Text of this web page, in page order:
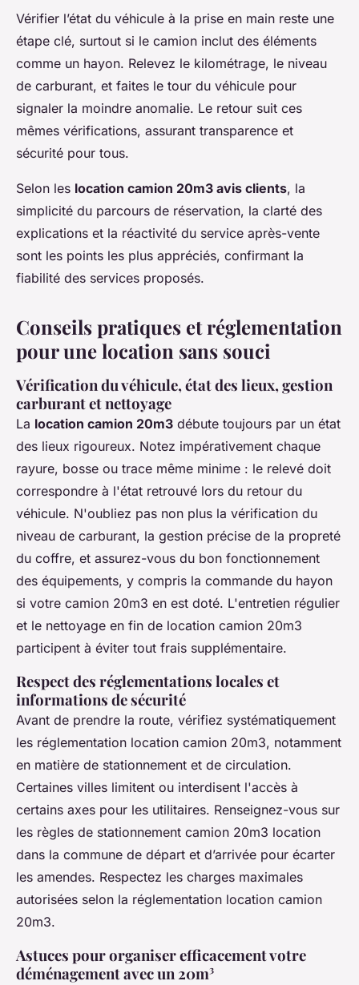
Vérifier l’état du véhicule à la prise en main reste une
étape clé, surtout si le camion inclut des éléments
comme un hayon. Relevez le kilométrage, le niveau
de carburant, et faites le tour du véhicule pour
signaler la moindre anomalie. Le retour suit ces
mêmes vérifications, assurant transparence et
sécurité pour tous.
Selon les location camion 20m3 avis clients, la
simplicité du parcours de réservation, la clarté des
explications et la réactivité du service après-vente
sont les points les plus appréciés, confirmant la
fiabilité des services proposés.
Conseils pratiques et réglementation
pour une location sans souci
Vérification du véhicule, état des lieux, gestion
carburant et nettoyage
La location camion 20m3 débute toujours par un état
des lieux rigoureux. Notez impérativement chaque
rayure, bosse ou trace même minime : le relevé doit
correspondre à l'état retrouvé lors du retour du
véhicule. N'oubliez pas non plus la vérification du
niveau de carburant, la gestion précise de la propreté
du coffre, et assurez-vous du bon fonctionnement
des équipements, y compris la commande du hayon
si votre camion 20m3 en est doté. L'entretien régulier
et le nettoyage en fin de location camion 20m3
participent à éviter tout frais supplémentaire.
Respect des réglementations locales et
informations de sécurité
Avant de prendre la route, vérifiez systématiquement
les réglementation location camion 20m3, notamment
en matière de stationnement et de circulation.
Certaines villes limitent ou interdisent l'accès à
certains axes pour les utilitaires. Renseignez-vous sur
les règles de stationnement camion 20m3 location
dans la commune de départ et d’arrivée pour écarter
les amendes. Respectez les charges maximales
autorisées selon la réglementation location camion
20m3.
Astuces pour organiser efficacement votre
déménagement avec un 20m³